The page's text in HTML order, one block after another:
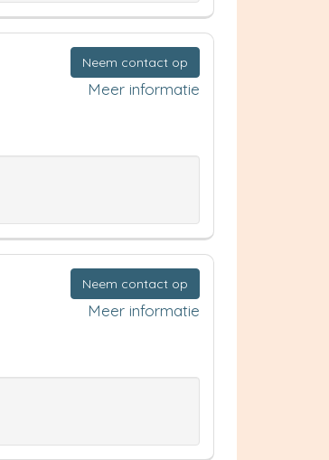
Neem contact op
Meer informatie
Neem contact op
Meer informatie